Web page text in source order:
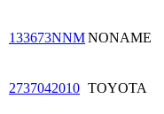
133673NNMNONAME
2737042010 TOYOTA